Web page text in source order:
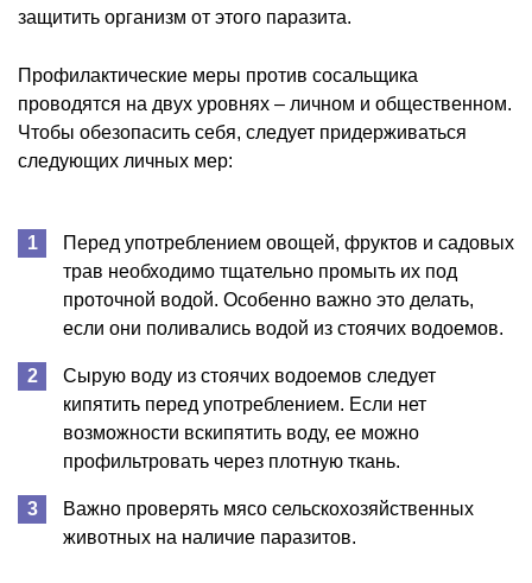
защитить организм от этого паразита.
Профилактические меры против сосальщика
проводятся на двух уровнях – личном и общественном.
Чтобы обезопасить себя, следует придерживаться
следующих личных мер:
Перед употреблением овощей, фруктов и садовых
трав необходимо тщательно промыть их под
проточной водой. Особенно важно это делать,
если они поливались водой из стоячих водоемов.
Сырую воду из стоячих водоемов следует
кипятить перед употреблением. Если нет
возможности вскипятить воду, ее можно
профильтровать через плотную ткань.
Важно проверять мясо сельскохозяйственных
животных на наличие паразитов.